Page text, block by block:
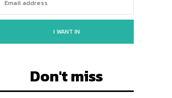
I WANT IN
Don't miss